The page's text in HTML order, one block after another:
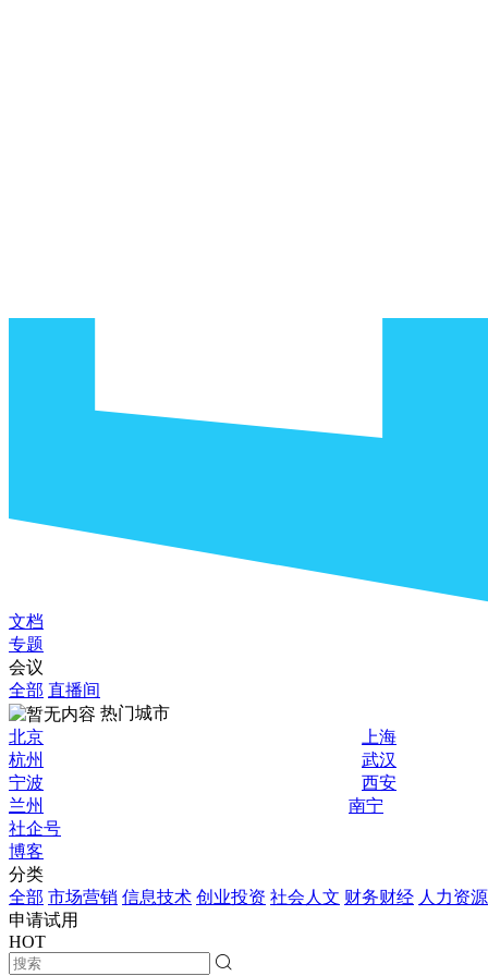
文档
专题
会议
全部 直播间
热门城市
北京
上海
杭州
武汉
宁波
西安
兰州
南宁
社企号
博客
分类
全部 市场营销 信息技术 创业投资 社会人文 财务财经 人力资源
申请试用
HOT